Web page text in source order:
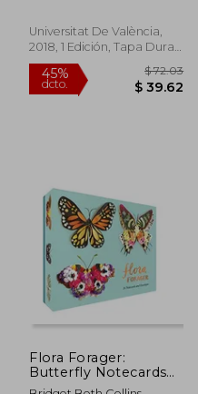
40%
dcto. $ 35.78
Universitat De València,
2018, 1 Edición, Tapa Dura,
Nuevo
Flora Forager:
Butterfly Notecards
(en Inglés)